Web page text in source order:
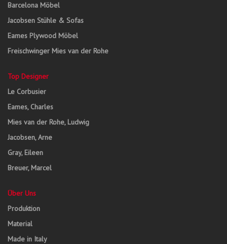
Barcelona Möbel
Jacobsen Stühle & Sofas
Eames Plywood Möbel
Freischwinger Mies van der Rohe
Top Designer
Le Corbusier
Eames, Charles
Mies van der Rohe, Ludwig
Jacobsen, Arne
Gray, Eileen
Breuer, Marcel
Über Uns
Produktion
Material
Made in Italy